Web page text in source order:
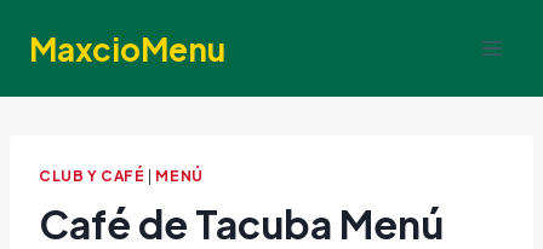
MaxcioMenu
CLUB Y CAFÉ MENÚ
Café de Tacuba Menú